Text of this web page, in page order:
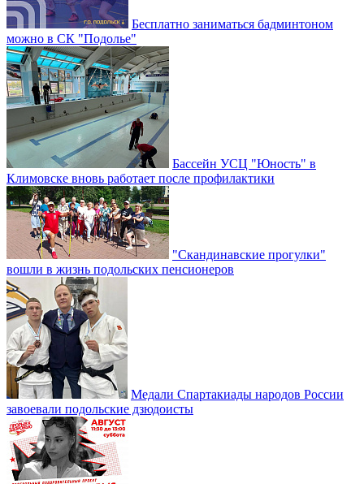
Бесплатно заниматься бадминтоном
можно в СК "Подолье"
Бассейн УСЦ "Юность" в
Климовске вновь работает после профилактики
"Скандинавские прогулки"
вошли в жизнь подольских пенсионеров
Медали Спартакиады народов России
завоевали подольские дзюдоисты